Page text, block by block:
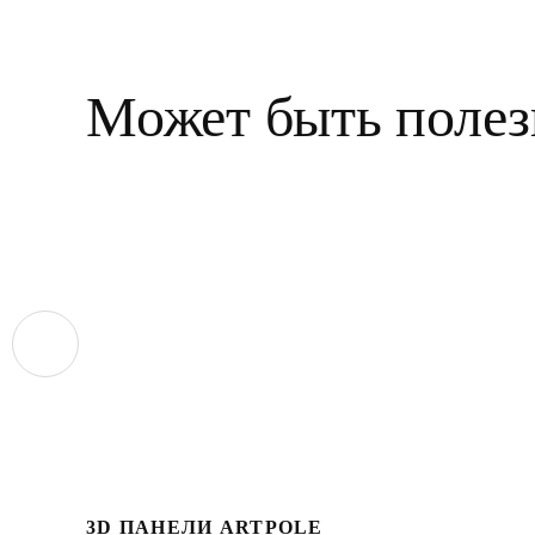
Может быть
3D ПАНЕЛИ ARTPOLE